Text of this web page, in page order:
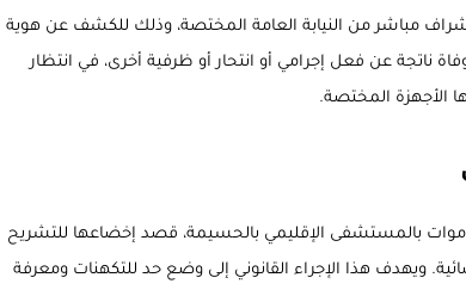
مباشر من النيابة العامة المختصة، وذلك للكشف عن هوية
ناتجة عن فعل إجرامي أو انتحار أو ظرفية أخرى، في انتظار
الأجهزة المختصة.
بالمستشفى الإقليمي بالحسيمة، قصد إخضاعها للتشريح
ويهدف هذا الإجراء القانوني إلى وضع حد للتكهنات ومعرفة